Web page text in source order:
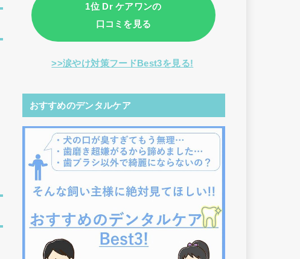
1位 Dr ケアワンの
口コミを見る
>>涙やけ対策フードBest3を見る!
おすすめのデンタルケア